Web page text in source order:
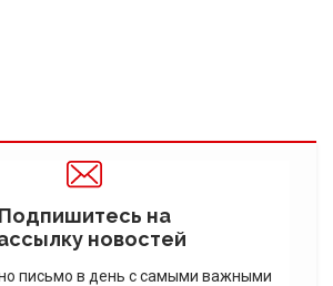
Подпишитесь на
новостей
письмо в день с самыми важными